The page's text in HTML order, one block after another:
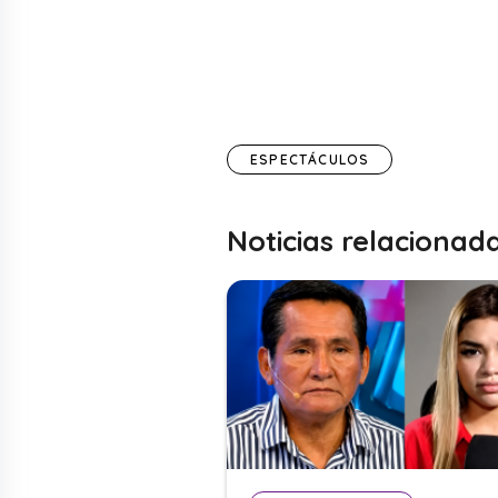
ESPECTÁCULOS
Noticias